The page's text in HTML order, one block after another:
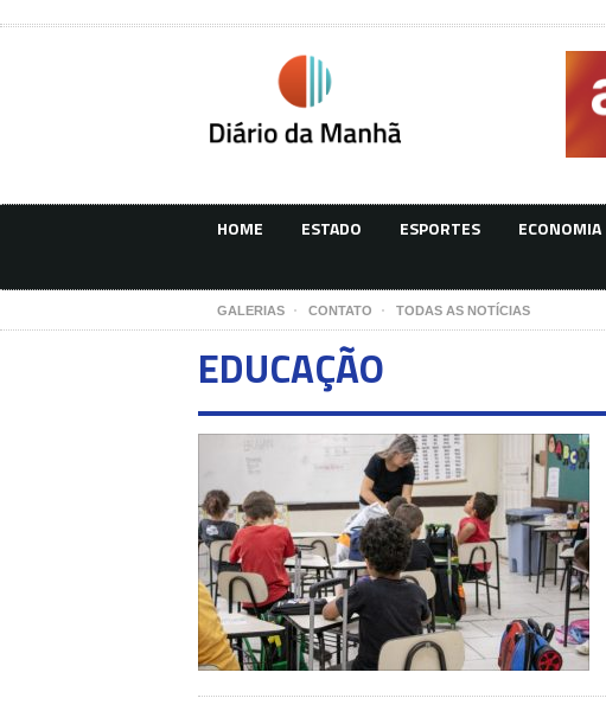
HOME ESTADO ESPORTES ECONOMIA
GALERIAS CONTATO TODAS AS NOTÍCIAS
EDUCAÇÃO